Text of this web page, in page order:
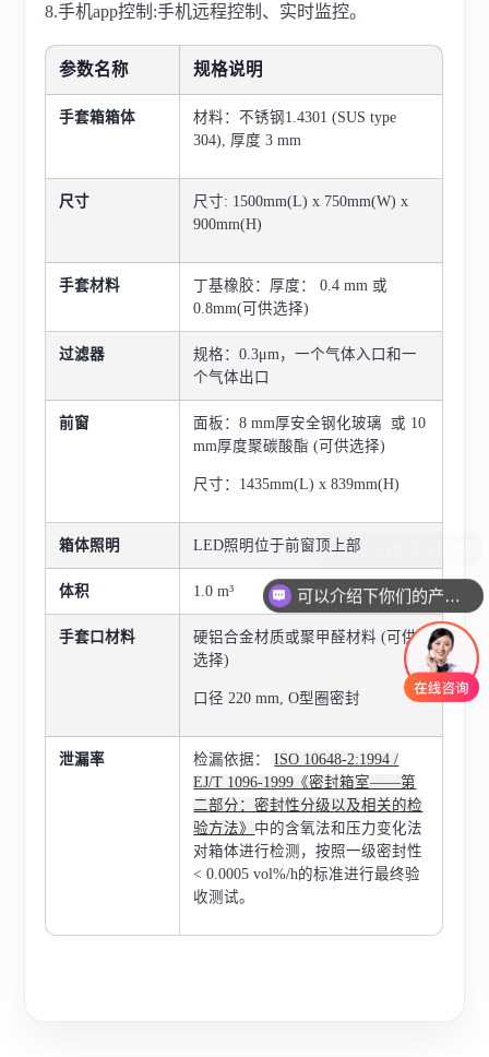
8.手机app控制:手机远程控制、实时监控。
参数名称 规格说明
手套箱箱体
材料：不锈钢1.4301 (SUS type
304), 厚度 3 mm
尺寸
尺寸: 1500mm(L) x 750mm(W) x
900mm(H)
手套材料
丁基橡胶：厚度： 0.4 mm 或
0.8mm(可供选择)
过滤器
规格：0.3μm，一个气体入口和一
个气体出口
前窗
面板：8 mm厚安全钢化玻璃 或 10
mm厚度聚碳酸酯 (可供选择)
尺寸：1435mm(L) x 839mm(H)
箱体照明 LED照明位于前窗顶上部
体积 1.0 m³
手套口材料
硬铝合金材质或聚甲醛材料 (可供
选择)
口径 220 mm, O型圈密封
泄漏率 检漏依据：ISO 10648-2:1994 /
EJ/T 1096-1999《密封箱室——第
二部分：密封性分级以及相关的检
验方法》 中的含氧法和压力变化法
对箱体进行检测，按照一级密封性
< 0.0005 vol%/h的标准进行最终验
收测试。